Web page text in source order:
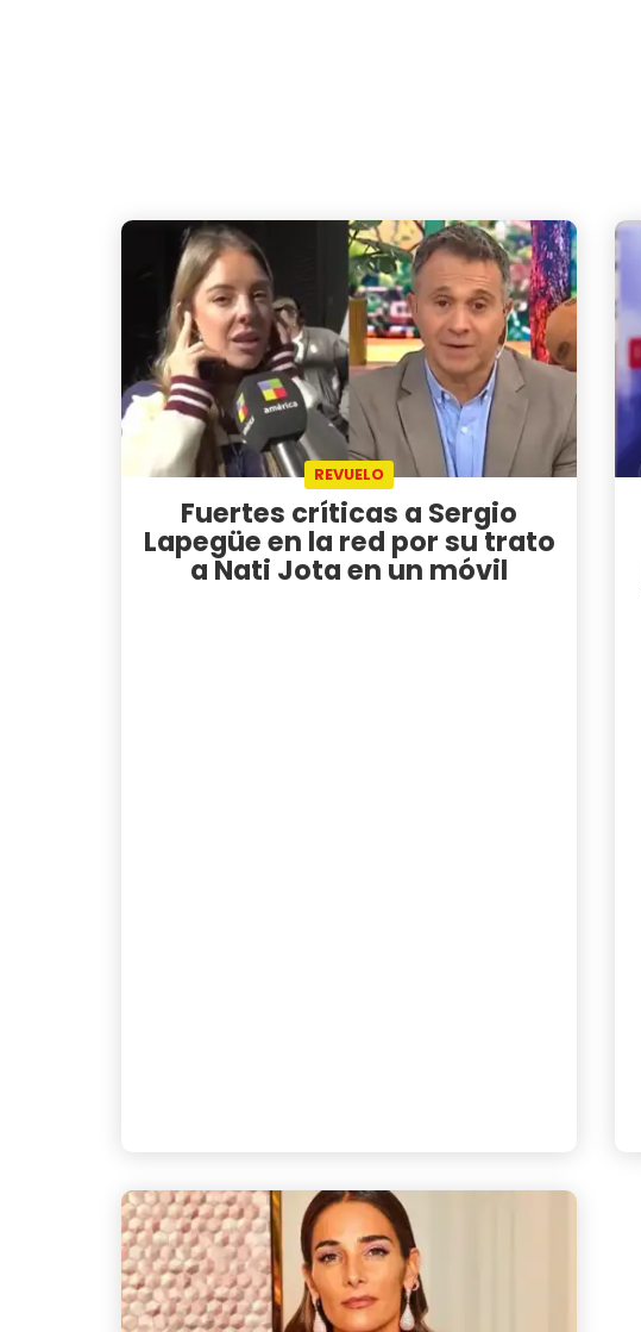
REVUELO
Fuertes críticas a Sergio
Lapegüe en la red por su trato
a Nati Jota en un móvil